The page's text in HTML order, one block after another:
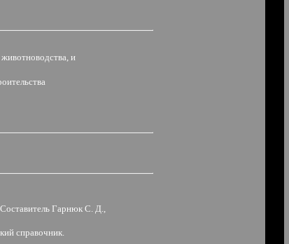
и
Гарнюк С. Д.,
справочник.